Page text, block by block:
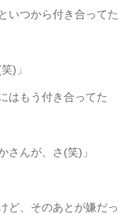
いつから付き合ってた
)」
はもう付き合ってた
さんが、さ(笑)」
ど、そのあとが嫌だっ